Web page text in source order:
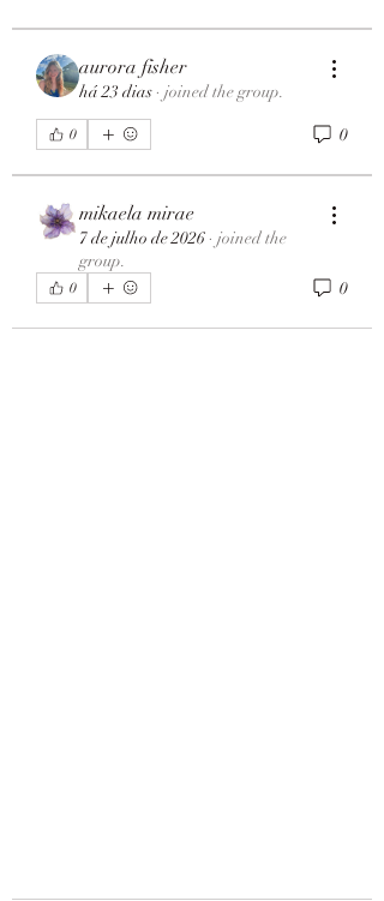
aurora fisher
há 23 dias · joined the group.
0 0
mikaela mirae
7 de julho de 2026 · joined the
group.
0 0